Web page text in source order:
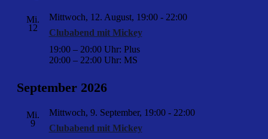
Mi.
12
Clubabend mit Mickey
Mittwoch, 12. August, 19:00- 22:00
19:00 – 20:00 Uhr: Plus
20:00 – 22:00 Uhr: MS
September 2026
Mi.
9
Clubabend mit Mickey
Mittwoch, 9. September, 19:00- 22:00